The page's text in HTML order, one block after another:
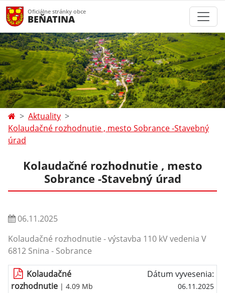
Oficiálne stránky obce
BEŇATINA
Aktuality
Kolaudačné rozhodnutie , mesto Sobrance -Stavebný
úrad
Kolaudačné rozhodnutie , mesto
Sobrance -Stavebný úrad
06.11.2025
Kolaudačné rozhodnutie - výstavba 110 kV vedenia V
6812 Snina - Sobrance
Kolaudačné
rozhodnutie | 4.09 Mb
Dátum vyvesenia:
06.11.2025